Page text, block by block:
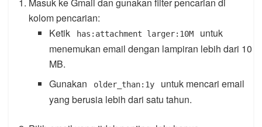
kolom pencarian:
Ketik
has:attachment larger:10M
untuk
menemukan email dengan lampiran lebih dari 10
MB.
Gunakan
older_than:1y
untuk mencari email
yang berusia lebih dari satu tahun.